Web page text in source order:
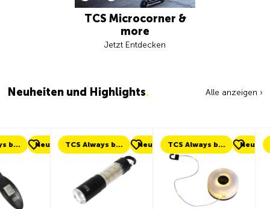
TCS Microcorner &
more
Jetzt Entdecken
Neuheiten und Highlights. Alle anzeigen ›
TCS Always by my side Neu TCS Always by my side Neu Neu